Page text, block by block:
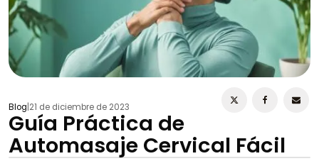
Blog 21 de diciembre de 2023
Guía Práctica de
Automasaje Cervical Fácil